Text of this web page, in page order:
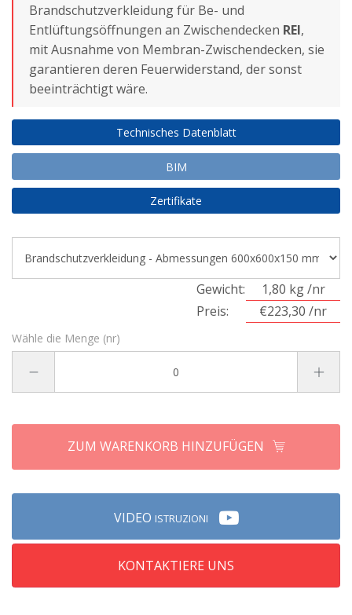
Brandschutzverkleidung für Be- und
Entlüftungsöffnungen an Zwischendecken REI,
mit Ausnahme von Membran-Zwischendecken, sie
garantieren deren Feuerwiderstand, der sonst
beeinträchtigt wäre.
Technisches Datenblatt
BIM
Zertifikate
Gewicht:
1,80 kg /nr
Preis:
€223,30 /nr
Wähle die Menge (nr)
VIDEO ISTRUZIONI
KONTAKTIERE UNS
ZUM WARENKORB HINZUFÜGEN